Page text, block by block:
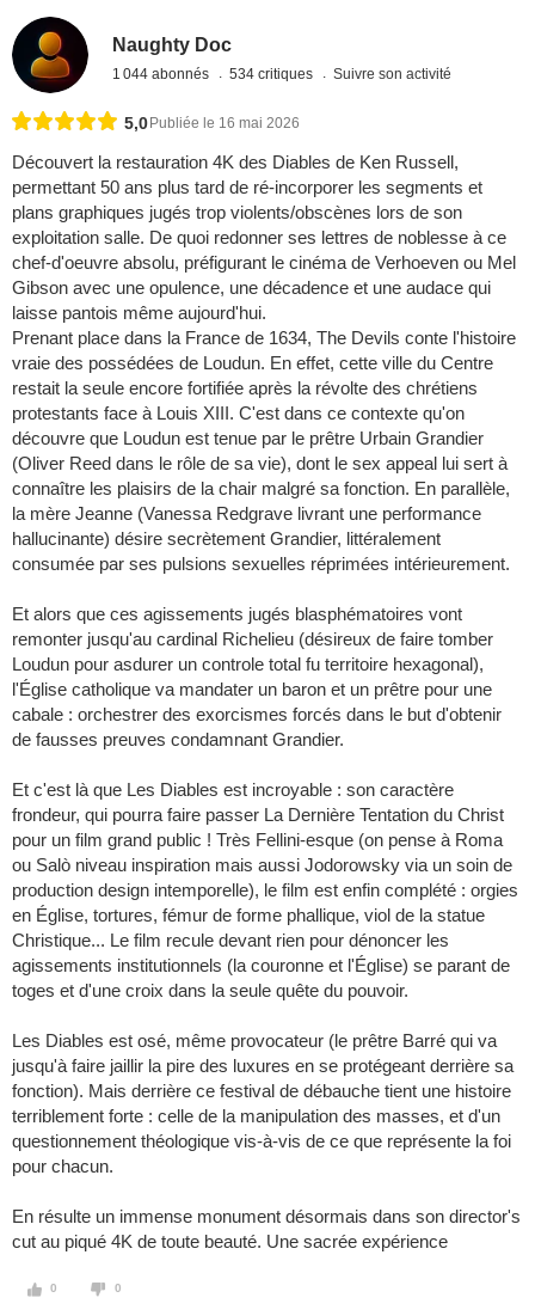
Naughty Doc
1 044 abonnés 534 critiques Suivre son activité
5,0 Publiée le 16 mai 2026
Découvert la restauration 4K des Diables de Ken Russell,
permettant 50 ans plus tard de ré-incorporer les segments et
plans graphiques jugés trop violents/obscènes lors de son
exploitation salle. De quoi redonner ses lettres de noblesse à ce
chef-d'oeuvre absolu, préfigurant le cinéma de Verhoeven ou Mel
Gibson avec une opulence, une décadence et une audace qui
laisse pantois même aujourd'hui.
Prenant place dans la France de 1634, The Devils conte l'histoire
vraie des possédées de Loudun. En effet, cette ville du Centre
restait la seule encore fortifiée après la révolte des chrétiens
protestants face à Louis XIII. C'est dans ce contexte qu'on
découvre que Loudun est tenue par le prêtre Urbain Grandier
(Oliver Reed dans le rôle de sa vie), dont le sex appeal lui sert à
connaître les plaisirs de la chair malgré sa fonction. En parallèle,
la mère Jeanne (Vanessa Redgrave livrant une performance
hallucinante) désire secrètement Grandier, littéralement
consumée par ses pulsions sexuelles réprimées intérieurement.
Et alors que ces agissements jugés blasphématoires vont
remonter jusqu'au cardinal Richelieu (désireux de faire tomber
Loudun pour asdurer un controle total fu territoire hexagonal),
l'Église catholique va mandater un baron et un prêtre pour une
cabale : orchestrer des exorcismes forcés dans le but d'obtenir
de fausses preuves condamnant Grandier.
Et c'est là que Les Diables est incroyable : son caractère
frondeur, qui pourra faire passer La Dernière Tentation du Christ
pour un film grand public ! Très Fellini-esque (on pense à Roma
ou Salò niveau inspiration mais aussi Jodorowsky via un soin de
production design intemporelle), le film est enfin complété : orgies
en Église, tortures, fémur de forme phallique, viol de la statue
Christique... Le film recule devant rien pour dénoncer les
agissements institutionnels (la couronne et l'Église) se parant de
toges et d'une croix dans la seule quête du pouvoir.
Les Diables est osé, même provocateur (le prêtre Barré qui va
jusqu'à faire jaillir la pire des luxures en se protégeant derrière sa
fonction). Mais derrière ce festival de débauche tient une histoire
terriblement forte : celle de la manipulation des masses, et d'un
questionnement théologique vis-à-vis de ce que représente la foi
pour chacun.
En résulte un immense monument désormais dans son director's
cut au piqué 4K de toute beauté. Une sacrée expérience
0 0